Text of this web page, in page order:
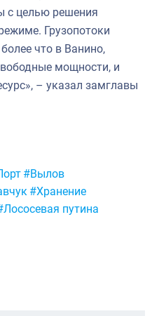
с целью решения
Грузопотоки
что в Ванино,
мощности, и
– указал замглавы
#Вылов
#Хранение
путина